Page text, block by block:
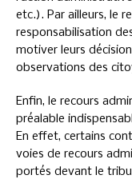
etc.). Par ailleurs, le
responsabilisation
motiver leurs
observations des
Enfin, le recours
préalable
En effet, certains
voies de recours
portés devant le